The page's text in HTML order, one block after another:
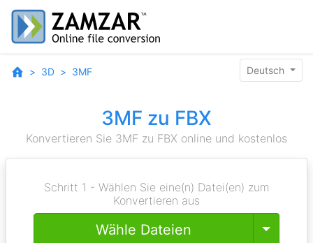
3D 3MF Deutsch
3MF zu FBX
Konvertieren Sie 3MF zu FBX online und kostenlos
Schritt 1 - Wählen Sie eine(n) Datei(en) zum
Konvertieren aus
Wähle Dateien Toggle